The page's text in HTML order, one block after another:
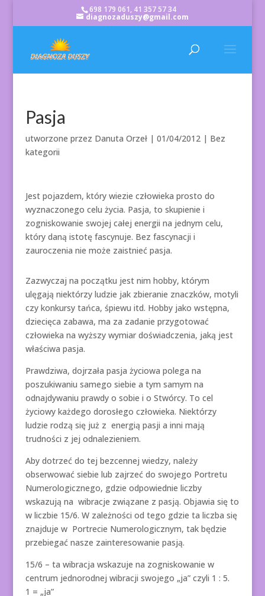
698 179 061, 41 357 57 34
diagnozaduszy@gmail.com
Pasja
utworzone przez Danuta Orzeł| 01/04/2012| Bez
kategorii
Jest pojazdem, który wiezie człowieka prosto do
wyznaczonego celu życia. Pasja, to skupienie i
zogniskowanie swojej całej energii na jednym celu,
który daną istotę fascynuje. Bez fascynacji i
zauroczenia nie może zaistnieć pasja.
Zazwyczaj na początku jest nim hobby, którym
ulęgają niektórzy ludzie jak zbieranie znaczków, motyli
czy konkursy tańca, śpiewu itd. Hobby jako wstępna,
dziecięca zabawa, ma za zadanie przygotować
człowieka na wyższy wymiar doświadczenia, jaką jest
właściwa pasja.
Prawdziwa, dojrzała pasja życiowa polega na
poszukiwaniu samego siebie a tym samym na
odnajdywaniu prawdy o sobie i o Stwórcy. To cel
życiowy każdego dorosłego człowieka. Niektórzy
ludzie rodzą się już z energią pasji a inni mają
trudności z jej odnalezieniem.
Aby dotrzeć do tej bezcennej wiedzy, należy
obserwować siebie lub zajrzeć do swojego Portretu
Numerologicznego, gdzie odpowiednie liczby
wskazują na wibracje związane z pasją. Objawia się to
w liczbie 15/6. W zależności od tego gdzie ta liczba się
znajduje w Portrecie Numerologicznym, tak będzie
przebiegać nasze zainteresowanie pasją.
15/6 – ta wibracja wskazuje na zogniskowanie w
centrum jednorodnej wibracji swojego „ja” czyli 1 : 5.
1 = „ja”